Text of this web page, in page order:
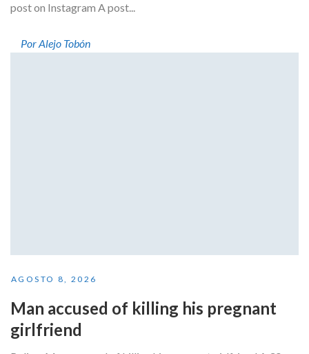
post on Instagram A post...
Por Alejo Tobón
AGOSTO 8, 2026
Man accused of killing his pregnant
girlfriend